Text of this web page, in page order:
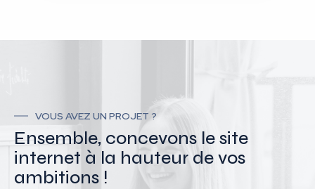
VOUS AVEZ UN PROJET ?
Ensemble, concevons le site
internet à la hauteur de vos
ambitions !